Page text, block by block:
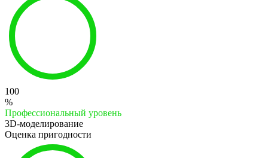
100
%
Профессиональный уровень
3D-моделирование
Оценка пригодности